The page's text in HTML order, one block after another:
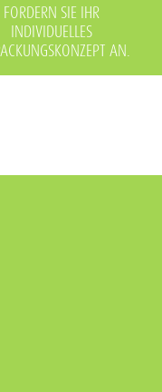
FORDERN SIE IHR
INDIVIDUELLES
AN.